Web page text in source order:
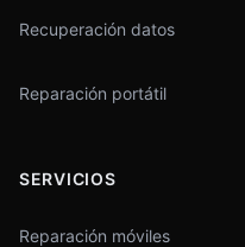
Recuperación datos
Reparación portátil
SERVICIOS
Reparación móviles